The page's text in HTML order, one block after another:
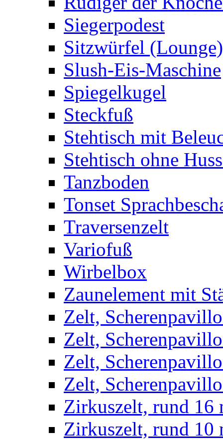
Siegerpodest
Sitzwürfel (Lounge)
Slush-Eis-Maschine
Spiegelkugel
Steckfuß
Stehtisch mit
Stehtisch ohne
Tanzboden
Tonset
Traversenzelt
Variofuß
Wirbelbox
Zaunelement mit
Zelt,
Zelt,
Zelt,
Zelt,
Zirkuszelt, rund 16
Zirkuszelt, rund 10